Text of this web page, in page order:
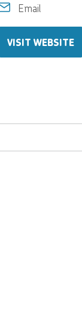
Email
VISIT WEBSITE